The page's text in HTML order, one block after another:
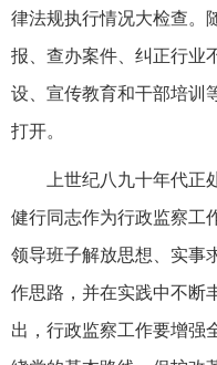
律法规执行情况大检查。
报、查办案件、纠正行业
设、宣传教育和干部培训
打开。
上世纪八九十年代正
健行同志作为行政监察工
领导班子解放思想、实事
作思路，并在实践中不断
出，行政监察工作要增强